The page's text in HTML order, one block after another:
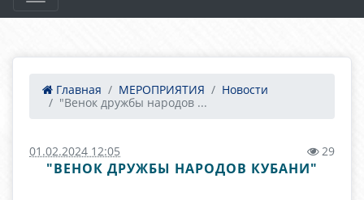
Главная МЕРОПРИЯТИЯ
Новости
"Венок дружбы народов ...
01.02.2024 12:05 29
"ВЕНОК ДРУЖБЫ НАРОДОВ КУБАНИ"